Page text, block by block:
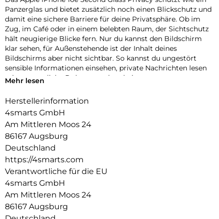
Panzerglas und bietet zusätzlich noch einen Blickschutz und
damit eine sichere Barriere für deine Privatsphäre. Ob im
Zug, im Café oder in einem belebten Raum, der Sichtschutz
hält neugierige Blicke fern. Nur du kannst den Bildschirm
klar sehen, für Außenstehende ist der Inhalt deines
Bildschirms aber nicht sichtbar. So kannst du ungestört
sensible Informationen einsehen, private Nachrichten lesen
oder vertrauliche Dokumente bearbeiten.
Unser Second Glass Privacy ist nicht nur robust, sondern
auch einfacher zu montieren wie eine Panzerfolie. Mit dem
mitgelieferten Montagerahmen lässt sich das Schutzglas
exakt positionieren und dank des Reinigungssets staubfrei
anbringen. Und wenn es Zeit ist, das Glas auszutauschen, ist
das genauso einfach. Mit unserem Second Glas Privacy
erhältst du einen effektiven und benutzerfreundlichen Schutz
für das Display deines Mobilgeräts.
Der Displayschutz stellt einen optimalen Schutz für dein
Smartphone sicher und ermöglicht gleichzeitig die
Mehr lesen
Herstellerinformation
4smarts GmbH
Am Mittleren Moos 24
86167 Augsburg
Deutschland
https://4smarts.com
Verantwortliche für die EU
4smarts GmbH
Am Mittleren Moos 24
86167 Augsburg